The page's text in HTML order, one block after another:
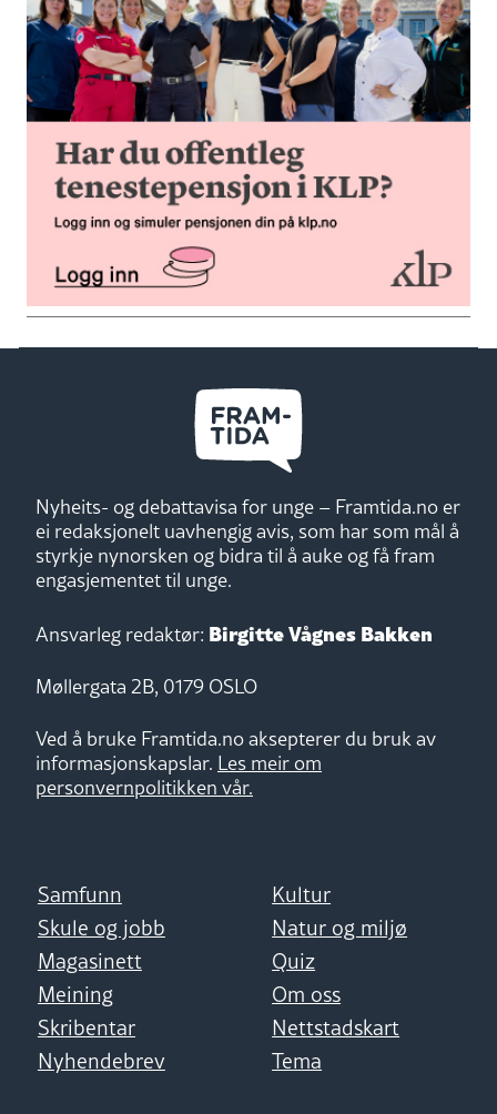
Nyheits- og debattavisa for unge – Framtida.no er
ei redaksjonelt uavhengig avis, som har som mål å
styrkje nynorsken og bidra til å auke og få fram
engasjementet til unge.
Ansvarleg redaktør: Birgitte Vågnes Bakken
Møllergata 2B, 0179 OSLO
Ved å bruke Framtida.no aksepterer du bruk av
informasjonskapslar. Les meir om
personvernpolitikken vår.
Samfunn
Kultur
Skule og jobb
Natur og miljø
Magasinett
Quiz
Meining
Om oss
Skribentar
Nettstadskart
Nyhendebrev
Tema